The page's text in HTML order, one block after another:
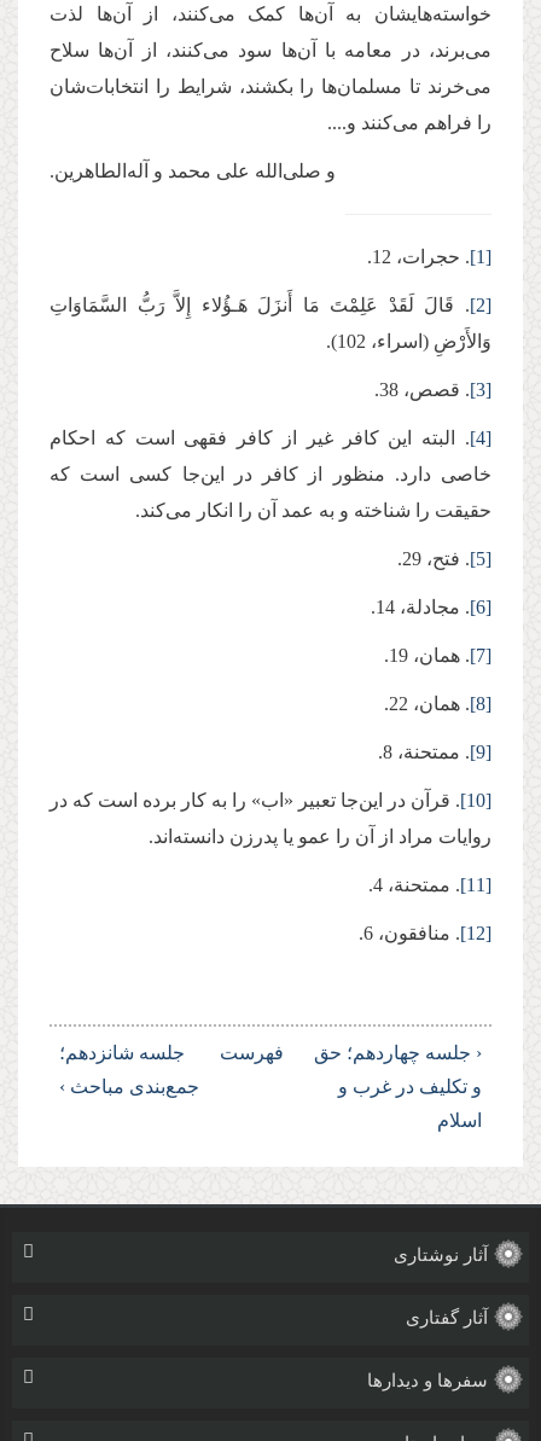
خواسته‌هایشان به آن‌ها کمک می‌کنند، از آن‌ها لذت
می‌برند، در معامه با آن‌ها سود می‌کنند، از آن‌ها سلاح
می‌خرند تا مسلمان‌ها را بکشند، شرایط را انتخابات‌شان
را فراهم می‌کنند و....
و صلی‌الله علی محمد و آله‌الطاهرین.
[1]. حجرات، 12.
[2]. قَالَ لَقَدْ عَلِمْتَ مَا أَنزَلَ هَـؤُلاء إِلاَّ رَبُّ السَّمَاوَاتِ
وَالأَرْضِ (اسراء، 102).
[3]. قصص، 38.
[4]. البته این کافر غیر از کافر فقهی است که احکام
خاصی دارد. منظور از کافر در این‌جا کسی است که
حقیقت را شناخته و به عمد آن را انکار می‌کند.
[5]. فتح، 29.
[6]. مجادلة، 14.
[7]. همان، 19.
[8]. همان، 22.
[9]. ممتحنة، 8.
[10]. قرآن در این‌جا تعبیر «اب» را به کار برده است که در
روایات مراد از آن را عمو یا پدرزن دانسته‌اند.
[11]. ممتحنة، 4.
[12]. منافقون، 6.
‹ جلسه چهاردهم؛ حق
و تکلیف در غرب و
اسلام
فهرست
جلسه شانزدهم؛
جمع‌بندی مباحث ›
آثار نوشتاری
آثار گفتاری
سفرها و دیدارها